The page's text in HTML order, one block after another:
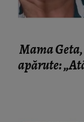
Mama
apărute: